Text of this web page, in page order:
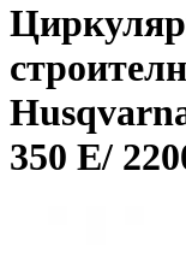
350 E/